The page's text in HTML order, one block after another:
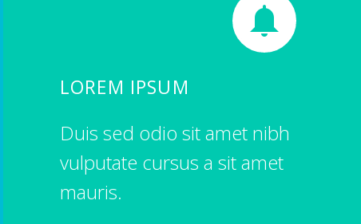


LOREM IPSUM
Duis sed odio sit amet nibh
vulputate cursus a sit amet
mauris.